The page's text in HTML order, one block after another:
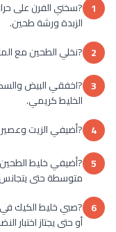
1
الزبدة ورشة طحين.
2 ?نخلي الطحين مع
3 ?اخفقي البيض
الخليط كريمي.
4 ?أضيفي الزيت
5 ?أضيفي خليط
متوسطة حتى يتجانس
6
أو حتى يجتاز اختبار